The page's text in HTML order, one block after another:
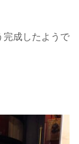
完成したようで